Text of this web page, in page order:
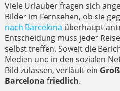
Viele Urlauber fragen sich
Bilder im Fernsehen, ob sie
nach Barcelona überhaupt
Entscheidung muss jeder
selbst treffen. Soweit die
Medien und in den sozialen
Bild zulassen, verläuft ein
Barcelona friedlich.